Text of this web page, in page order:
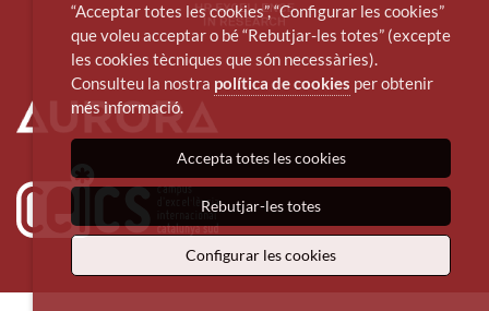
“Acceptar totes les cookies”, “Configurar les cookies”
que voleu acceptar o bé “Rebutjar-les totes” (excepte
les cookies tècniques que són necessàries).
Consulteu la nostra política de cookies per obtenir
més informació.
Accepta totes les cookies
Rebutjar-les totes
Configurar les cookies